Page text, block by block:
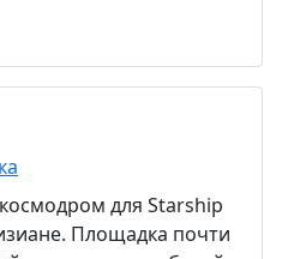
для Starship
Площадка почти